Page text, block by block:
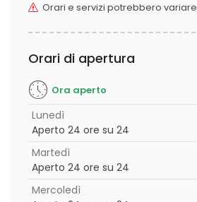
Orari e servizi potrebbero variare
Orari di apertura
Ora aperto
Lunedì
Aperto 24 ore su 24
Martedì
Aperto 24 ore su 24
Mercoledì